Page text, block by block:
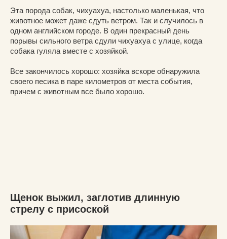
Эта порода собак, чихуахуа, настолько маленькая, что
животное может даже сдуть ветром. Так и случилось в
одном английском городе. В один прекрасный день
порывы сильного ветра сдули чихуахуа с улице, когда
собака гуляла вместе с хозяйкой.
Все закончилось хорошо: хозяйка вскоре обнаружила
своего песика в паре километров от места события,
причем с животным все было хорошо.
Щенок выжил, заглотив длинную
стрелу с присоской